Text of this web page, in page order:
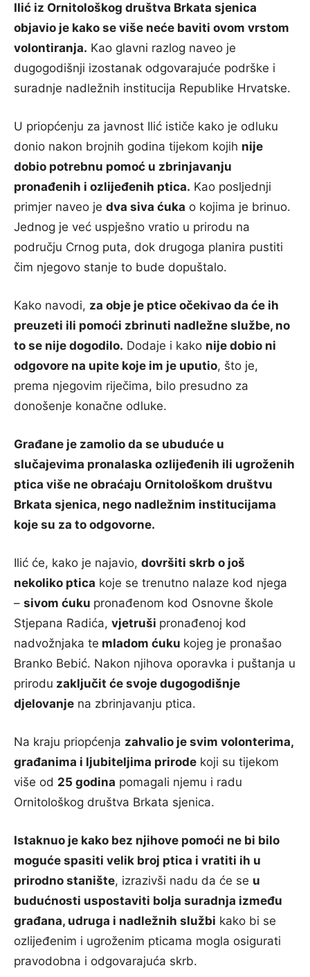
Ilić iz Ornitološkog društva Brkata sjenica
objavio je kako se više neće baviti ovom vrstom
volontiranja. Kao glavni razlog naveo je
dugogodišnji izostanak odgovarajuće podrške i
suradnje nadležnih institucija Republike Hrvatske.
U priopćenju za javnost Ilić ističe kako je odluku
donio nakon brojnih godina tijekom kojih nije
dobio potrebnu pomoć u zbrinjavanju
pronađenih i ozlijeđenih ptica. Kao posljednji
primjer naveo je dva siva ćuka o kojima je brinuo.
Jednog je već uspješno vratio u prirodu na
području Crnog puta, dok drugoga planira pustiti
čim njegovo stanje to bude dopuštalo.
Kako navodi, za obje je ptice očekivao da će ih
preuzeti ili pomoći zbrinuti nadležne službe, no
to se nije dogodilo. Dodaje i kako nije dobio ni
odgovore na upite koje im je uputio, što je,
prema njegovim riječima, bilo presudno za
donošenje konačne odluke.
Građane je zamolio da se ubuduće u
slučajevima pronalaska ozlijeđenih ili ugroženih
ptica više ne obraćaju Ornitološkom društvu
Brkata sjenica, nego nadležnim institucijama
koje su za to odgovorne.
Ilić će, kako je najavio, dovršiti skrb o još
nekoliko ptica koje se trenutno nalaze kod njega
– sivom ćuku pronađenom kod Osnovne škole
Stjepana Radića, vjetruši pronađenoj kod
nadvožnjaka te mladom ćuku kojeg je pronašao
Branko Bebić. Nakon njihova oporavka i puštanja u
prirodu zaključit će svoje dugogodišnje
djelovanje na zbrinjavanju ptica.
Na kraju priopćenja zahvalio je svim volonterima,
građanima i ljubiteljima prirode koji su tijekom
više od 25 godina pomagali njemu i radu
Ornitološkog društva Brkata sjenica.
Istaknuo je kako bez njihove pomoći ne bi bilo
moguće spasiti velik broj ptica i vratiti ih u
prirodno stanište, izrazivši nadu da će se u
budućnosti uspostaviti bolja suradnja između
građana, udruga i nadležnih službi kako bi se
ozlijeđenim i ugroženim pticama mogla osigurati
pravodobna i odgovarajuća skrb.